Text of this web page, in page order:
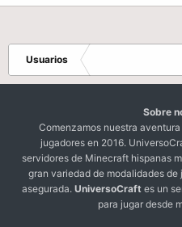
Usuarios
Sobre
Comenzamos nuestra
jugadores en 2016.
servidores de Minecraft hispanas
gran variedad de modalidades
asegurada. UniversoCraft es un
para jugar desde